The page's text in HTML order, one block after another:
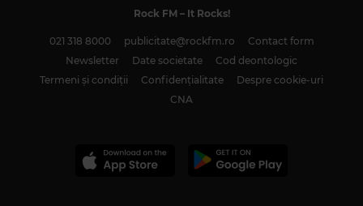
Rock FM– It Rocks!
021 318 8000 publicitate@rockfm.ro
Contact form
Newsletter
Date societate
Cod deontologic
Termeni și condiții
Confidențialitate
Despre cookie-uri
CNA